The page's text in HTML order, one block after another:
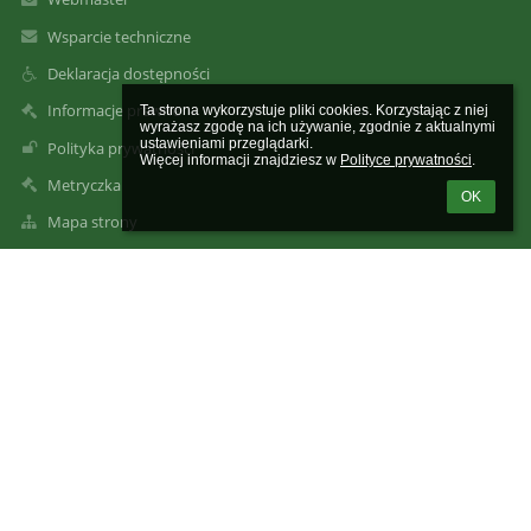
Ta strona wykorzystuje pliki cookies. Korzystając z niej
wyrażasz zgodę na ich używanie, zgodnie z aktualnymi
ustawieniami przeglądarki.
Więcej informacji znajdziesz w Polityce prywatności.
OK
Wsparcie techniczne
Deklaracja dostępności
Informacje prawne
Polityka prywatności
Metryczka
Mapa strony